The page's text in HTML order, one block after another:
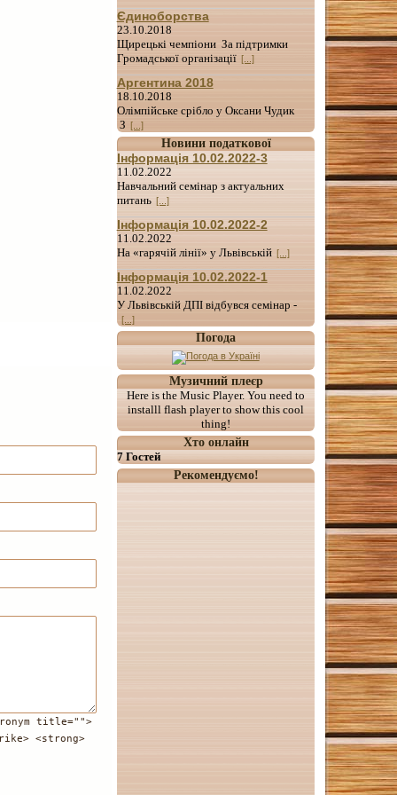
title="">
<strong>
Єдиноборства
23.10.2018
Щирецькі чемпіони За підтримки
Громадської організації [...]
Аргентина 2018
18.10.2018
Олімпійське срібло у Оксани Чудик
З [...]
Новини податкової
Інформація 10.02.2022-3
11.02.2022
Навчальний семінар з актуальних
питань [...]
Інформація 10.02.2022-2
11.02.2022
На «гарячій лінії» у Львівській [...]
Інформація 10.02.2022-1
11.02.2022
У Львівській ДПІ відбувся семінар -
[...]
Погода
Музичний плеєр
Here is the Music Player. You need to
installl flash player to show this cool
thing!
Хто онлайн
7 Гостей
Рекомендуємо!